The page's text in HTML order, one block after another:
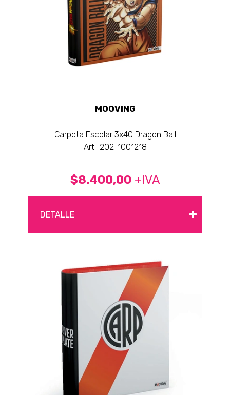
MOOVING
Carpeta Escolar 3x40 Dragon Ball
Art.: 202-1001218
$8.400,00 +IVA
DETALLE +